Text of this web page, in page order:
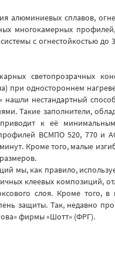
алюминиевых сплавов,
многокамерных
с огнестойкостью
светопрозрачных
при одностороннем
нашли нестандартный
Такие заполнители,
к её
ВСМПО 520, 770 и
Кроме того, малые
мы, как правило,
клеевых композиций,
слоя. Кроме того,
защиты. Так, недавно
фирмы «Шотт» (ФРГ).